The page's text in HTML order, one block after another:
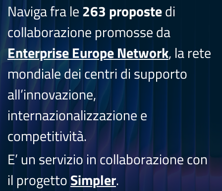
Naviga fra le263 propostedi
collaborazione promosse da
Enterprise Europe Network, la rete
mondiale dei centri di supporto
all’innovazione,
internazionalizzazione e
competitività.
E’ un servizio in collaborazione con
il progettoSimpler.